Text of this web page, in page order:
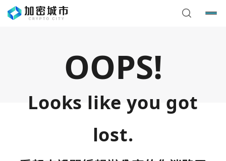
OOPS!
Looks like you got
lost.